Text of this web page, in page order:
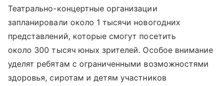
Театрально-концертные организации
запланировали около 1 тысячи новогодних
представлений, которые смогут посетить
около 300 тысяч юных зрителей. Особое внимание
уделят ребятам с ограниченными возможностями
здоровья, сиротам и детям участников